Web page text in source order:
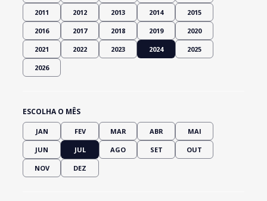
2011 2012 2013 2014 2015
2016 2017 2018 2019 2020
2021 2022 2023 2024 2025
2026
ESCOLHA O MÊS
JAN FEV MAR ABR MAI
JUN JUL AGO SET OUT
NOV DEZ